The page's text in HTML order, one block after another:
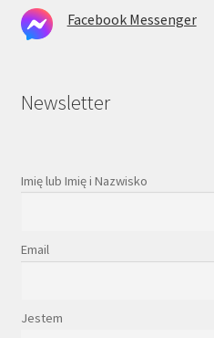
Facebook Messenger
Newsletter
Imię lub Imię i Nazwisko
Email
Jestem